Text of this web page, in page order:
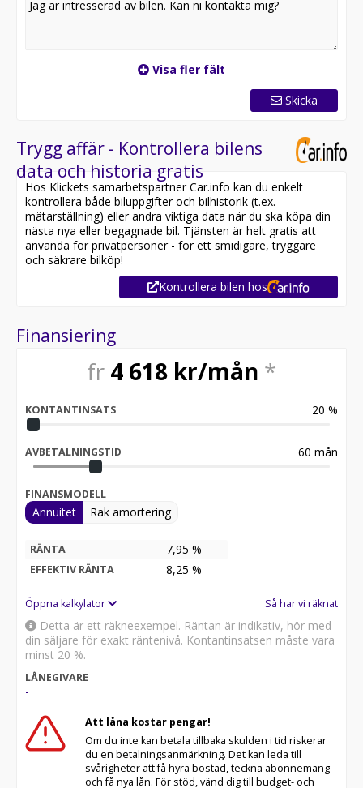
Visa fler fält
Skicka
Trygg affär - Kontrollera bilens
data och historia gratis
Hos Klickets samarbetspartner Car.info kan du enkelt
kontrollera både biluppgifter och bilhistorik (t.ex.
mätarställning) eller andra viktiga data när du ska köpa din
nästa nya eller begagnade bil. Tjänsten är helt gratis att
använda för privatpersoner - för ett smidigare, tryggare
och säkrare bilköp!
Kontrollera bilen hos
Finansiering
fr 4 618 kr/mån *
KONTANTINSATS 20 %
AVBETALNINGSTID 60 mån
FINANSMODELL
Annuitet Rak amortering
RÄNTA 7,95 %
EFFEKTIV RÄNTA 8,25 %
Öppna kalkylator Så har vi räknat
Detta är ett räkneexempel. Räntan är indikativ, hör med
din säljare för exakt räntenivå. Kontantinsatsen måste vara
minst 20 %.
LÅNEGIVARE
-
Att låna kostar pengar!
Om du inte kan betala tillbaka skulden i tid riskerar
du en betalningsanmärkning. Det kan leda till
svårigheter att få hyra bostad, teckna abonnemang
och få nya lån. För stöd, vänd dig till budget- och